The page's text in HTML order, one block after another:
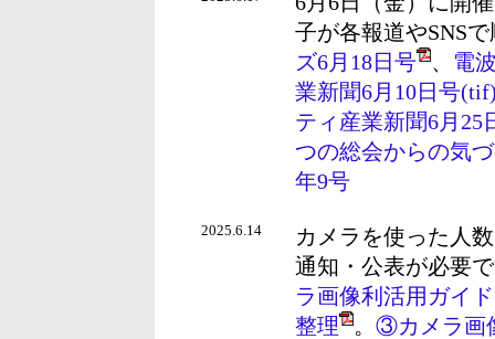
子が各報道やSNS
ズ6月18日号
、 電
業新聞6月10日号
ティ産業新聞6月25
つの総会からの気
年9号
2025.6.14
カメラを使った人
通知・公表が必要
ラ画像利活用ガイ
整理
。 ③カメラ画